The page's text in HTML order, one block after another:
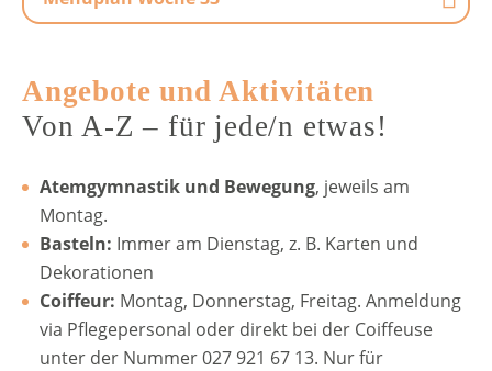
Angebote und Aktivitäten
Von A-Z – für jede/n etwas!
Atemgymnastik und Bewegung, jeweils am
Montag.
Basteln: Immer am Dienstag, z. B. Karten und
Dekorationen
Coiffeur: Montag, Donnerstag, Freitag. Anmeldung
via Pflegepersonal oder direkt bei der Coiffeuse
unter der Nummer 027 921 67 13. Nur für